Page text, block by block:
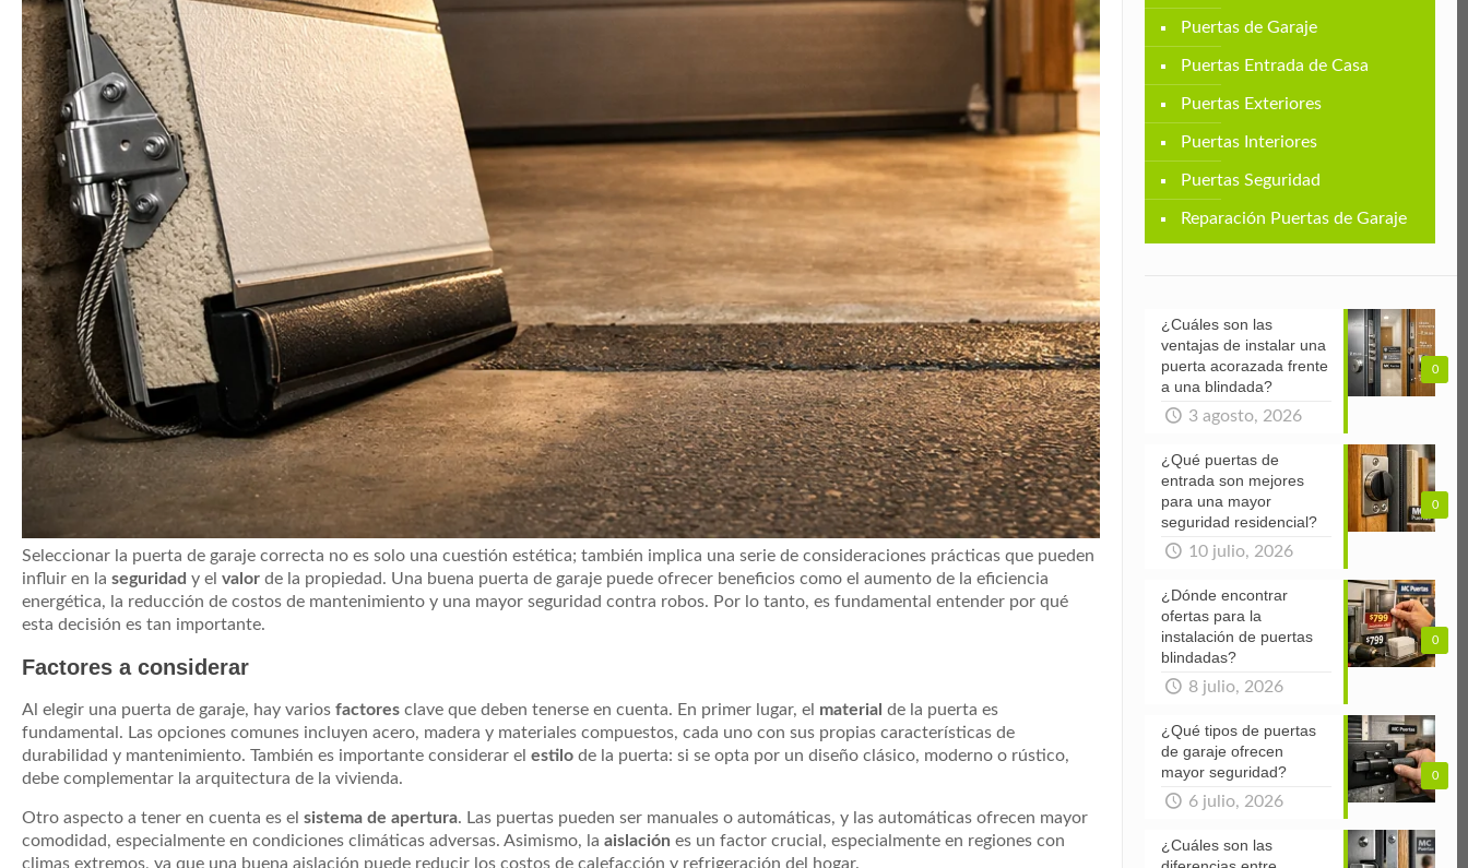
Seleccionar la puerta de garaje correcta no es solo una cuestión estética; también implica una serie de consideraciones prácticas que pueden
influir en laseguridad y elvalor de la propiedad. Una buena puerta de garaje puede ofrecer beneficios como el aumento de la eficiencia
energética, la reducción de costos de mantenimiento y una mayor seguridad contra robos. Por lo tanto, es fundamental entender por qué
esta decisión es tan importante.
Factores a considerar
Al elegir una puerta de garaje, hay variosfactores clave que deben tenerse en cuenta. En primer lugar, el material de la puerta es
fundamental. Las opciones comunes incluyen acero, madera y materiales compuestos, cada uno con sus propias características de
durabilidad y mantenimiento. También es importante considerar elestilo de la puerta: si se opta por un diseño clásico, moderno o rústico,
debe complementar la arquitectura de la vivienda.
Otro aspecto a tener en cuenta es elsistema de apertura. Las puertas pueden ser manuales o automáticas, y las automáticas ofrecen mayor
comodidad, especialmente en condiciones climáticas adversas. Asimismo, laaislación es un factor crucial, especialmente en regiones con
climas extremos, ya que una buena aislación puede reducir los costos de calefacción y refrigeración del hogar.
Puertas de Garaje
Puertas Entrada de Casa
Puertas Exteriores
Puertas Interiores
Puertas Seguridad
Reparación Puertas de Garaje
0
¿Cuáles son las
ventajas de instalar una
puerta acorazada frente
a una blindada?
3 agosto, 2026
0
¿Qué puertas de
entrada son mejores
para una mayor
seguridad residencial?
10 julio, 2026
0
¿Dónde encontrar
ofertas para la
instalación de puertas
blindadas?
8 julio, 2026
0
¿Qué tipos de puertas
de garaje ofrecen
mayor seguridad?
6 julio, 2026
¿Cuáles son las